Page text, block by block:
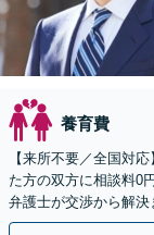
養育費
【来所不要／全国対
た方の双方に相談料0
弁護士が交渉から解
手金の返還保証もあ